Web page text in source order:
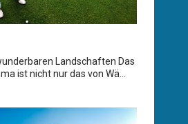
Landschaften Das
ist nicht nur das von Wä...